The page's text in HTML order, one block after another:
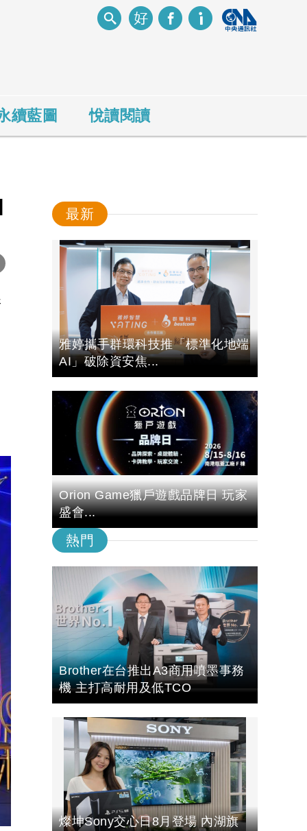
續藍圖 悅讀閱讀
最新
雅婷攜手群環科技推「標準化地端
AI」破除資安焦...
Orion Game獵戶遊戲品牌日 玩家
盛會...
熱門
Brother在台推出A3商用噴墨事務
機 主打高耐用及低TCO
燦坤Sony交心日8月登場 內湖旗